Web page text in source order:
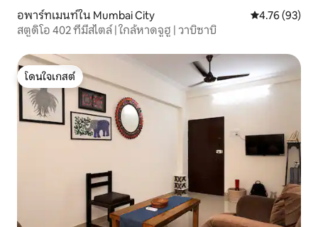
อพาร์ทเมนท์ใน Mumbai City คะแนนเฉลี่ย
4.76 (93)
สตูดิโอ 402 ที่มีสไตล์ | ใกล้หาดจูฮู | วาบิซาบิ
โดนใจเกสต์
โดนใจเกสต์